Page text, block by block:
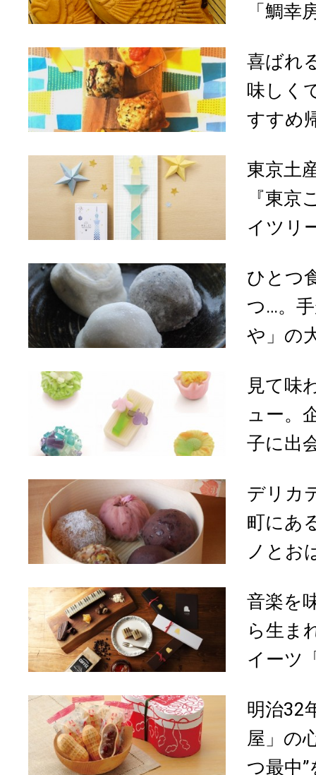
「鯛幸
喜ばれ
味しく
すすめ
東京土
『東
イツリ
ひとつ
つ…。
や」の
見て味
ュー。
子に出
デリカ
町にあ
ノとお
音楽を
ら生ま
イーツ
明治32
屋」の
つ最中